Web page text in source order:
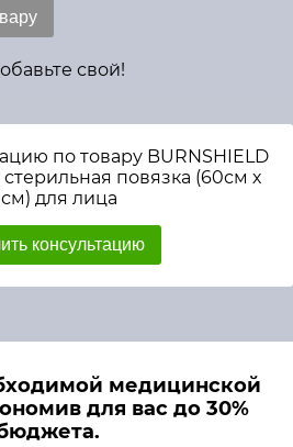
свой!
по товару BURNSHIELD
повязка (60см х
для лица
консультацию
медицинской
для вас до 30%